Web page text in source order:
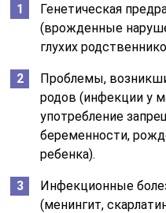
Генетическая
(врожденные
глухих
Проблемы,
родов (инфекции у
употребление
беременности,
ребенка).
Инфекционные
(менингит,